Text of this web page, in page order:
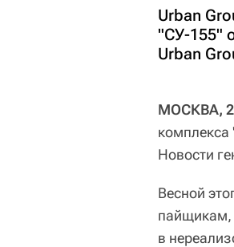
Urban
"СУ-155"
Urban
МОСКВА,
Новости
Весной
пайщикам,
в